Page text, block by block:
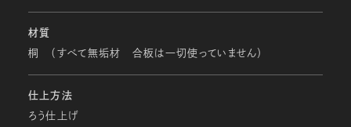
材質
桐 （すべて無垢材 合板は一切使っていません）
仕上方法
ろう仕上げ